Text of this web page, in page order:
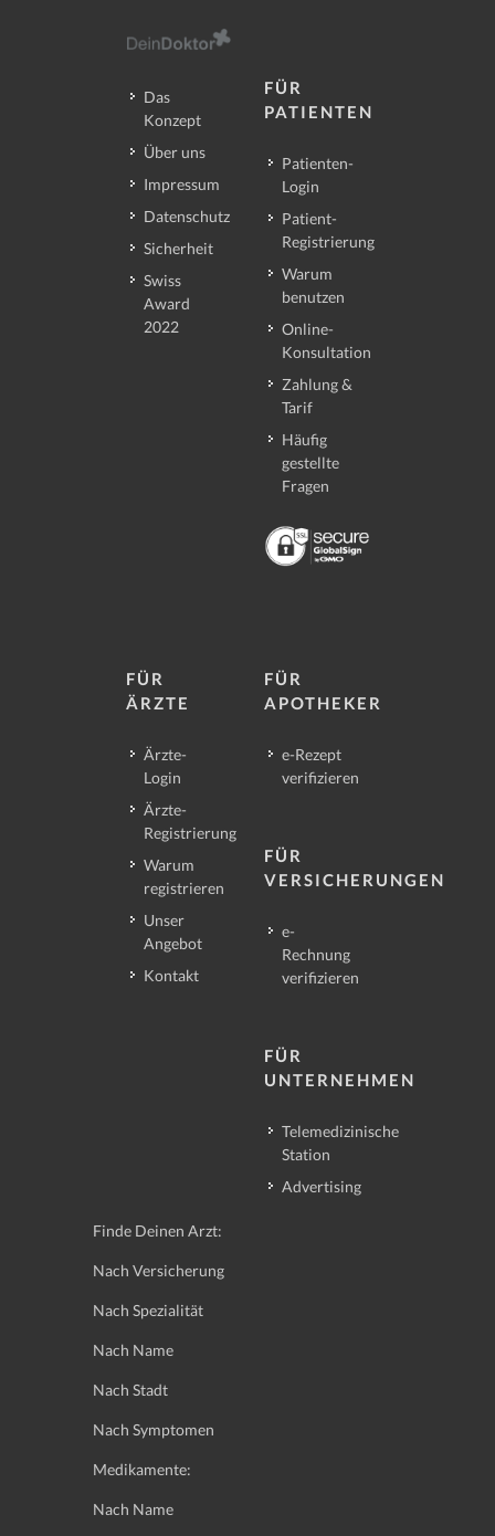
Das
Konzept
Über uns
Impressum
Datenschutz
Sicherheit
Swiss
Award
2022
FÜR
PATIENTEN
Patienten-
Login
Patient-
Registrierung
Warum
benutzen
Online-
Konsultation
Zahlung &
Tarif
Häufig
gestellte
Fragen
FÜR
ÄRZTE
Ärzte-
Login
Ärzte-
Registrierung
Warum
registrieren
Unser
Angebot
Kontakt
FÜR
APOTHEKER
e-Rezept
verifizieren
FÜR
VERSICHERUNGEN
e-
Rechnung
verifizieren
FÜR
UNTERNEHMEN
Telemedizinische
Station
Advertising
Finde Deinen Arzt:
Nach Versicherung
Nach Spezialität
Nach Name
Nach Stadt
Nach Symptomen
Medikamente:
Nach Name